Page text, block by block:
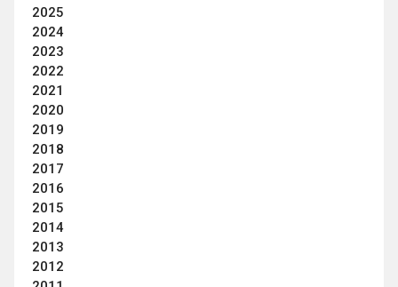
2025
2024
2023
2022
2021
2020
2019
2018
2017
2016
2015
2014
2013
2012